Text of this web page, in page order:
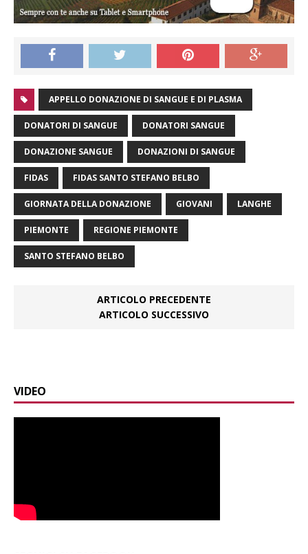
APPELLO DONAZIONE DI SANGUE E DI PLASMA
DONATORI DI SANGUE DONATORI SANGUE
DONAZIONE SANGUE DONAZIONI DI SANGUE
FIDAS FIDAS SANTO STEFANO BELBO
GIORNATA DELLA DONAZIONE GIOVANI LANGHE
PIEMONTE REGIONE PIEMONTE
SANTO STEFANO BELBO
ARTICOLO PRECEDENTE
ARTICOLO SUCCESSIVO
VIDEO